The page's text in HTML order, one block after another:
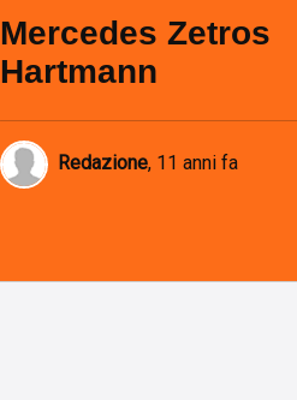
Mercedes Zetros
Hartmann
Redazione, 11 anni fa